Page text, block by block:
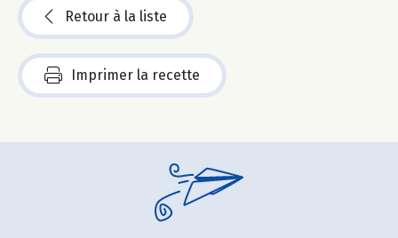
Retour à la liste
Imprimer la recette